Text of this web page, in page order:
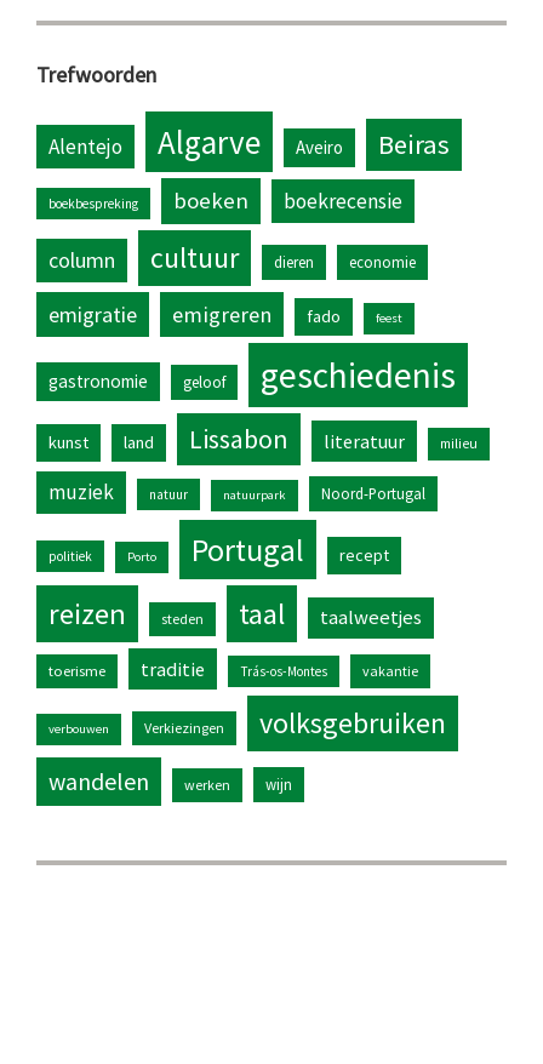
Trefwoorden
Alentejo Algarve Aveiro Beiras
boekbespreking boeken boekrecensie
column cultuur dieren economie
emigratie emigreren fado feest
gastronomie geloof geschiedenis
kunst land Lissabon literatuur milieu
muziek natuur natuurpark Noord-Portugal
politiek Porto Portugal recept
reizen steden taal taalweetjes
toerisme traditie Trás-os-Montes vakantie
verbouwen Verkiezingen volksgebruiken
wandelen werken wijn